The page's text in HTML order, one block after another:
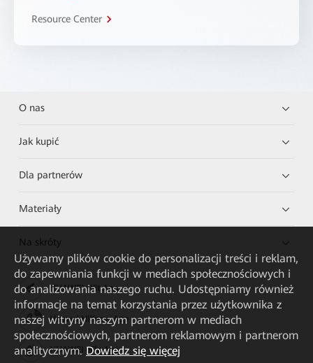
Resource Center
O nas
Jak kupić
Dla partnerów
Materiały
Na skróty
HUAWEI eKit App
Huawei HiKnow App
HUAWEI eFly App
Używamy plików cookie do personalizacji treści i reklam,
do zapewniania funkcji w mediach społecznościowych i
do analizowania naszego ruchu. Udostępniamy również
informacje na temat korzystania przez użytkownika z
naszej witryny naszym partnerom w mediach
społecznościowych, partnerom reklamowym i partnerom
analitycznym. Dowiedz się więcej